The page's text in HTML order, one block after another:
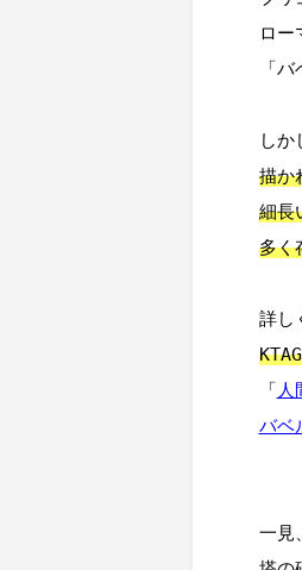
ロー
「
しか
描か
細長
多く
「人
バベ
一見